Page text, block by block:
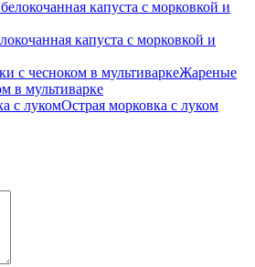
капуста с морковкой и
Жареные
в мультиварке
Острая морковка с луком